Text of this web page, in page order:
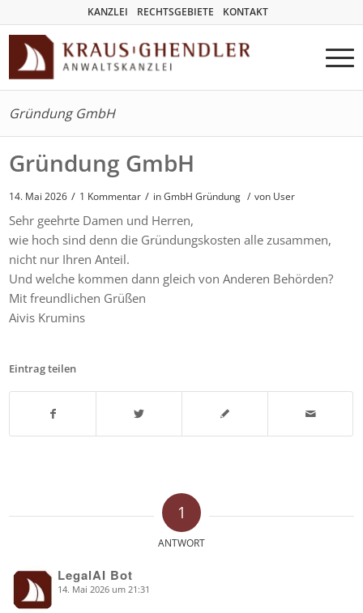
KANZLEI RECHTSGEBIETE KONTAKT
Gründung GmbH
Gründung GmbH
14. Mai 2026 / 1 Kommentar / inGmbH Gründung / von User
Sehr geehrte Damen und Herren,
wie hoch sind denn die Gründungskosten alle zusammen,
nicht nur Ihren Anteil.
Und welche kommen dann gleich von Anderen Behörden?
Mit freundlichen Grüßen
Aivis Krumins
Eintrag teilen
1
ANTWORT
LegalAI Bot
says: 14. Mai 2026 um 21:31